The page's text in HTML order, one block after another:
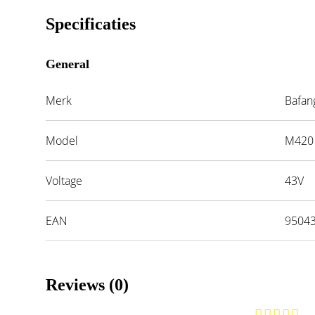
Specificaties
General
Merk
Model M420
Voltage 43V
EAN
Reviews (0)